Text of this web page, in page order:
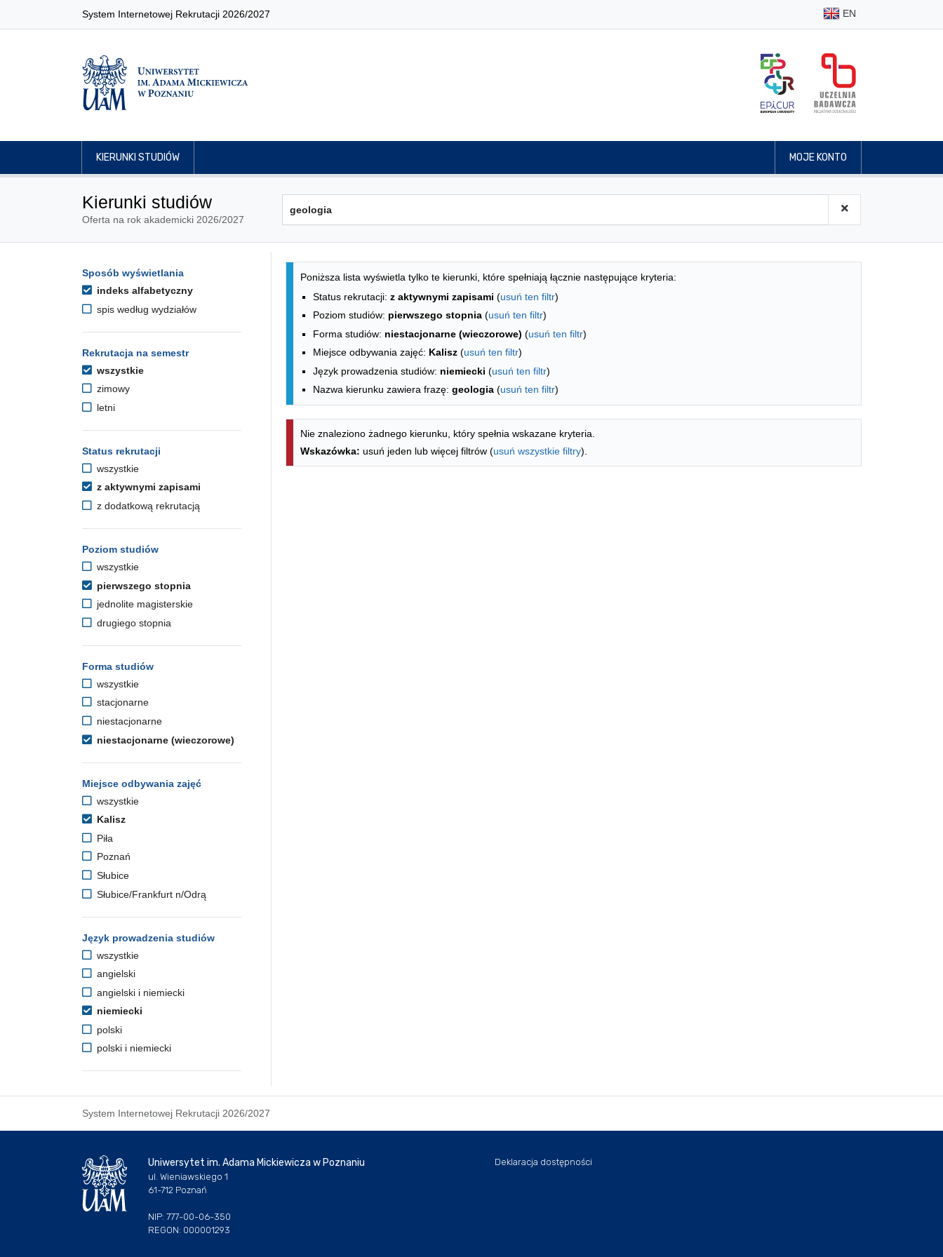
System Internetowej Rekrutacji 2026/2027 EN
KIERUNKI STUDIÓW MOJE KONTO
Kierunki studiów
Oferta na rok akademicki 2026/2027
Opcje filtrowania kierunków studiów
Przejdź do listy kierunków
Sposób wyświetlania
indeks alfabetyczny
spis według wydziałów
Rekrutacja na semestr
wszystkie
zimowy
letni
Status rekrutacji
wszystkie
z aktywnymi zapisami
z dodatkową rekrutacją
Poziom studiów
wszystkie
pierwszego stopnia
jednolite magisterskie
drugiego stopnia
Forma studiów
wszystkie
stacjonarne
niestacjonarne
niestacjonarne (wieczorowe)
Miejsce odbywania zajęć
wszystkie
Kalisz
Piła
Poznań
Słubice
Słubice/Frankfurt n/Odrą
Język prowadzenia studiów
wszystkie
angielski
angielski i niemiecki
niemiecki
polski
polski i niemiecki
Lista kierunków - indeks alfabetyczny
Poniższa lista wyświetla tylko te kierunki, które spełniają łącznie następujące kryteria:
Status rekrutacji: z aktywnymi zapisami (usuń ten filtr)
Poziom studiów: pierwszego stopnia (usuń ten filtr)
Forma studiów: niestacjonarne (wieczorowe) (usuń ten filtr)
Miejsce odbywania zajęć: Kalisz (usuń ten filtr)
Język prowadzenia studiów: niemiecki (usuń ten filtr)
Nazwa kierunku zawiera frazę: geologia (usuń ten filtr)
Nie znaleziono żadnego kierunku, który spełnia wskazane kryteria.
Wskazówka: usuń jeden lub więcej filtrów (usuń wszystkie filtry).
System Internetowej Rekrutacji 2026/2027
Uniwersytet im. Adama Mickiewicza w Poznaniu
ul. Wieniawskiego 1
61-712 Poznań
NIP: 777-00-06-350
REGON: 000001293
Deklaracja dostępności